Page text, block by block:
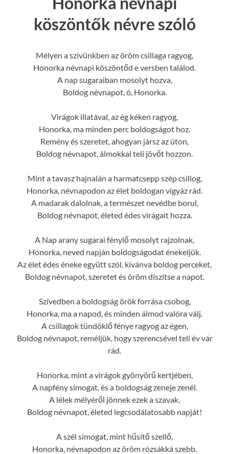
köszöntők névre szóló
Mélyen a szívünkben az öröm csillaga ragyog,
Honorka névnapi köszöntőd e versben találod.
A nap sugaraiban mosolyt hozva,
Boldog névnapot, ó, Honorka.
Virágok illatával, az ég kéken ragyog,
Honorka, ma minden perc boldogságot hoz.
Remény és szeretet, ahogyan jársz az úton,
Boldog névnapot, álmokkal teli jövőt hozzon.
Mint a tavasz hajnalán a harmatcsepp szép csillog,
Honorka, névnapodon az élet boldogan vigyáz rád.
A madarak dalolnak, a természet nevédbe borul,
Boldog névnapot, életed édes virágait hozza.
A Nap arany sugarai fénylő mosolyt rajzolnak,
Honorka, neved napján boldogságodat énekeljük.
Az élet édes éneke együtt szól, kívánva boldog perceket,
Boldog névnapot, szeretet és öröm díszítse a napot.
Szívedben a boldogság örök forrása csobog,
Honorka, ma a napod, és minden álmod valóra válj.
A csillagok tündöklő fénye ragyog az égen,
Boldog névnapot, reméljük, hogy szerencsével teli év vár
rád.
Honorka, mint a virágok gyönyörű kertjében,
A napfény simogat, és a boldogság zeneje zenél.
A lélek mélyéről jönnek ezek a szavak,
Boldog névnapot, életed legcsodálatosabb napját!
A szél simogat, mint hűsítő szellő,
Honorka, névnapodon az öröm rózsákká szebb.